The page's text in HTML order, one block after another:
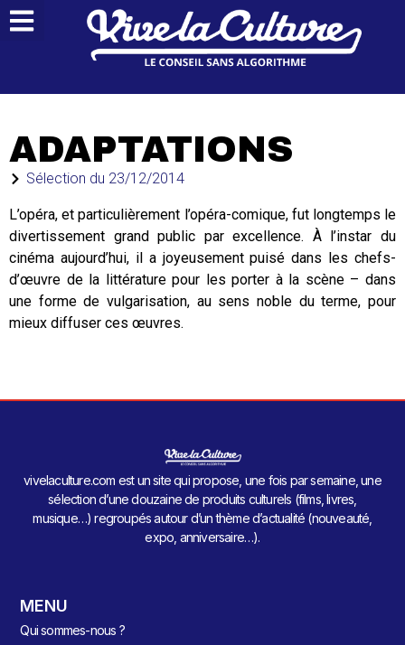
ADAPTATIONS
Sélection du 23/12/2014
L’opéra, et particulièrement l’opéra-comique, fut longtemps le
divertissement grand public par excellence. À l’instar du
cinéma aujourd’hui, il a joyeusement puisé dans les chefs-
d’œuvre de la littérature pour les porter à la scène – dans
une forme de vulgarisation, au sens noble du terme, pour
mieux diffuser ces œuvres.
vivelaculture.com est un site qui propose, une fois par semaine, une
sélection d’une douzaine de produits culturels (films, livres,
musique…) regroupés autour d’un thème d’actualité (nouveauté,
expo, anniversaire…).
MENU
Qui sommes-nous ?